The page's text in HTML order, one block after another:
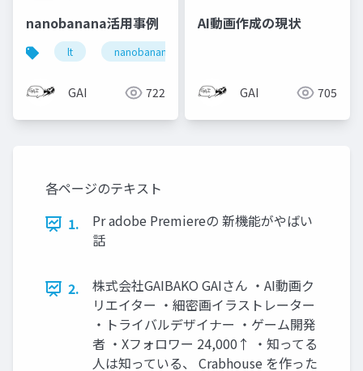
nanobanana活用事例
lt nanobanana
GAI 722
AI動画作成の現状
GAI 705
各ページのテキスト
1.
Pr adobe Premiereの 新機能がやばい
話
2.
株式会社GAIBAKO GAIさん ・AI動画ク
リエイター ・細密画イラストレーター
・トライバルデザイナー ・ゲーム開発
者 ・Xフォロワー 24,000↑ ・知ってる
人は知っている、 Crabhouse を作った